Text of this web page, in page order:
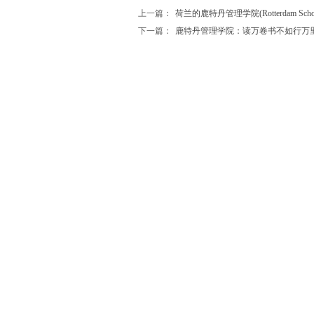
上一篇：
荷兰的鹿特丹管理学院(Rotterdam
下一篇：
鹿特丹管理学院：读万卷书不如行万